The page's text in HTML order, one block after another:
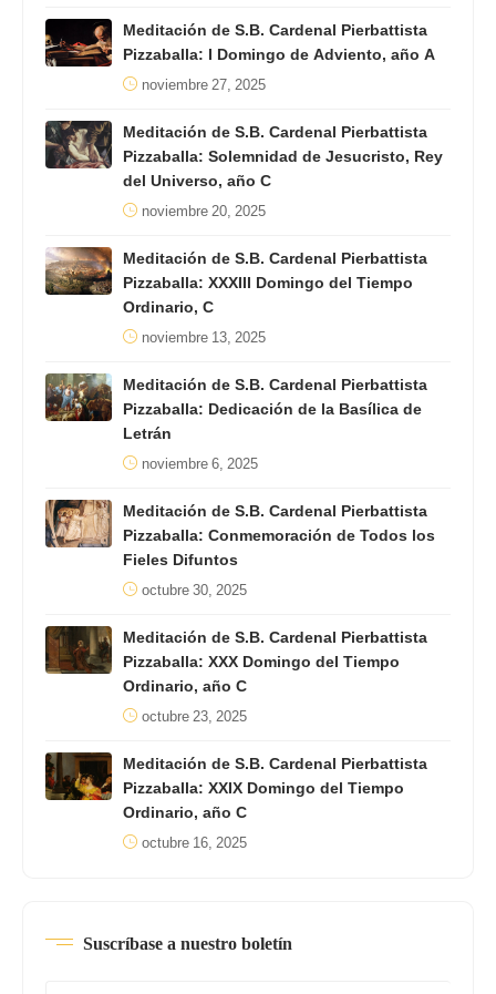
Meditación de S.B. Cardenal Pierbattista
Pizzaballa: I Domingo de Adviento, año A
noviembre 27, 2025
Meditación de S.B. Cardenal Pierbattista
Pizzaballa: Solemnidad de Jesucristo, Rey
del Universo, año C
noviembre 20, 2025
Meditación de S.B. Cardenal Pierbattista
Pizzaballa: XXXIII Domingo del Tiempo
Ordinario, C
noviembre 13, 2025
Meditación de S.B. Cardenal Pierbattista
Pizzaballa: Dedicación de la Basílica de
Letrán
noviembre 6, 2025
Meditación de S.B. Cardenal Pierbattista
Pizzaballa: Conmemoración de Todos los
Fieles Difuntos
octubre 30, 2025
Meditación de S.B. Cardenal Pierbattista
Pizzaballa: XXX Domingo del Tiempo
Ordinario, año C
octubre 23, 2025
Meditación de S.B. Cardenal Pierbattista
Pizzaballa: XXIX Domingo del Tiempo
Ordinario, año C
octubre 16, 2025
Suscríbase a nuestro boletín